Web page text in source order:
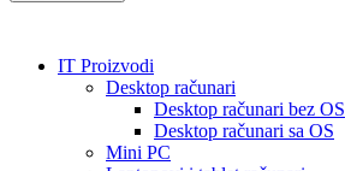
IT Proizvodi
Desktop računari
Desktop računari bez OS
Desktop računari sa OS
Mini PC